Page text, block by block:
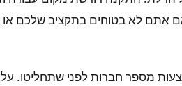
אתם לא בטוחים בתקציב שלכם או
מספר חברות לפני שתחליטו.